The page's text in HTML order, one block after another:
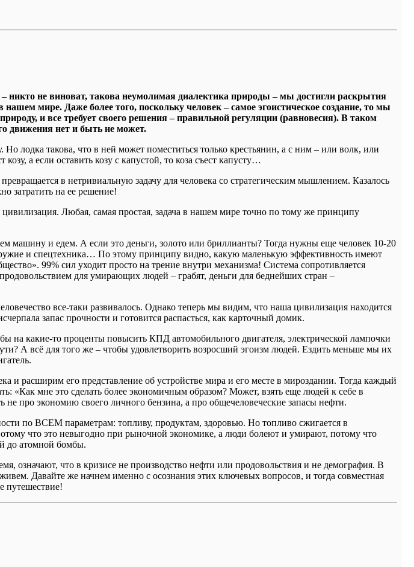
никто не виноват, такова неумолимая диалектика природы – мы достигли раскрытия
мире. Даже более того, поскольку человек – самое эгоистическое создание, то мы
и все требует своего решения – правильной регуляции (равновесия). В таком
движения нет и быть не может.
Но лодка такова, что в ней может поместиться только крестьянин, а с ним – или волк, или
а если оставить козу с капустой, то коза съест капусту…
в нетривиальную задачу для человека со стратегическим мышлением. Казалось
затратить на ее решение!
Любая, самая простая, задача в нашем мире точно по тому же принципу
машину и едем. А если это деньги, золото или бриллианты? Тогда нужны еще человек 10-20
и спецтехника… По этому принципу видно, какую маленькую эффективность имеют
99% сил уходит просто на трение внутри механизма! Система сопротивляется
для умирающих людей – грабят, деньги для беднейших стран –
все-таки развивалось. Однако теперь мы видим, что наша цивилизация находится
запас прочности и готовится распасться, как карточный домик.
на какие-то проценты повысить КПД автомобильного двигателя, электрической лампочки
А всё для того же – чтобы удовлетворить возросший эгоизм людей. Ездить меньше мы их
и расширим его представление об устройстве мира и его месте в мироздании. Тогда каждый
«Как мне это сделать более экономичным образом? Может, взять еще людей к себе в
не про экономию своего личного бензина, а про общечеловеческие запасы нефти.
по ВСЕМ параметрам: топливу, продуктам, здоровью. Но топливо сжигается в
что это невыгодно при рыночной экономике, а люди болеют и умирают, потому что
до атомной бомбы.
означают, что в кризисе не производство нефти или продовольствия и не демография. В
Давайте же начнем именно с осознания этих ключевых вопросов, и тогда совместная
путешествие!